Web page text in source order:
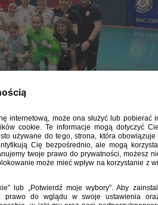
zwycięstwo w pierwszej rundzie
Kazachstan 7:0 i zapewniły sobie
polskie futsalistki ograły